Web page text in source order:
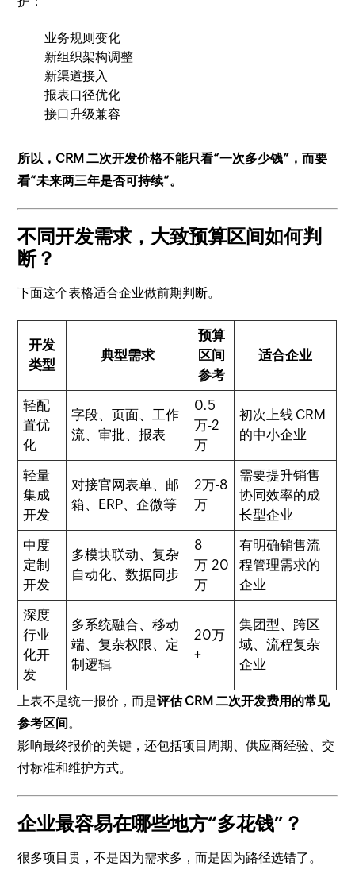
业务规则变化
新组织架构调整
新渠道接入
报表口径优化
接口升级兼容
所以，CRM 二次开发价格不能只看“一次多少钱”，而要
看“未来两三年是否可持续”。
不同开发需求，大致预算区间如何判
断？
下面这个表格适合企业做前期判断。
开发
类型
典型需求
预算
区间
参考
适合企业
轻配
置优
化
字段、页面、工作
流、审批、报表
0.5
万-2
万
初次上线 CRM
的中小企业
轻量
集成
开发
对接官网表单、邮
箱、ERP、企微等
2万-8
万
需要提升销售
协同效率的成
长型企业
中度
定制
开发
多模块联动、复杂
自动化、数据同步
8
万-20
万
有明确销售流
程管理需求的
企业
深度
行业
化开
发
多系统融合、移动
端、复杂权限、定
制逻辑
20万
+
集团型、跨区
域、流程复杂
企业
上表不是统一报价，而是评估 CRM 二次开发费用的常见
参考区间。
影响最终报价的关键，还包括项目周期、供应商经验、交
付标准和维护方式。
企业最容易在哪些地方“多花钱”？
很多项目贵，不是因为需求多，而是因为路径选错了。